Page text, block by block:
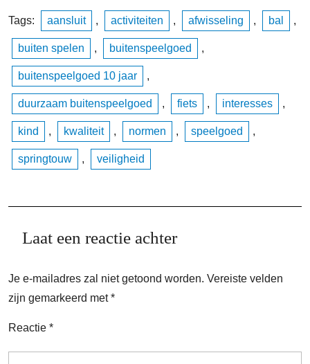
Tags: aansluit , activiteiten , afwisseling , bal ,
buiten spelen , buitenspeelgoed ,
buitenspeelgoed 10 jaar ,
duurzaam buitenspeelgoed , fiets , interesses ,
kind , kwaliteit , normen , speelgoed ,
springtouw , veiligheid
Laat een reactie achter
Je e-mailadres zal niet getoond worden. Vereiste velden
zijn gemarkeerd met*
Reactie *